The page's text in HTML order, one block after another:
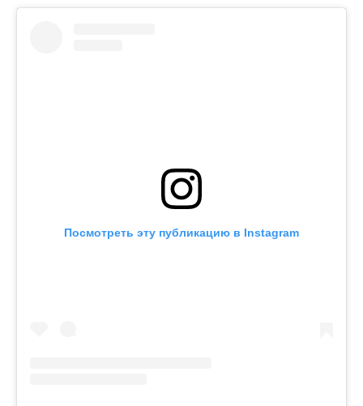
Посмотреть эту публикацию в Instagram